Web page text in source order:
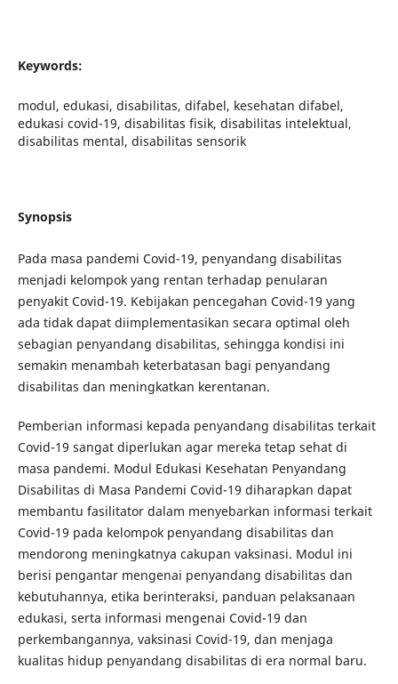
Keywords:
modul, edukasi, disabilitas, difabel, kesehatan difabel,
edukasi covid-19, disabilitas fisik, disabilitas intelektual,
disabilitas mental, disabilitas sensorik
Synopsis
Pada masa pandemi Covid-19, penyandang disabilitas
menjadi kelompok yang rentan terhadap penularan
penyakit Covid-19. Kebijakan pencegahan Covid-19 yang
ada tidak dapat diimplementasikan secara optimal oleh
sebagian penyandang disabilitas, sehingga kondisi ini
semakin menambah keterbatasan bagi penyandang
disabilitas dan meningkatkan kerentanan.
Pemberian informasi kepada penyandang disabilitas terkait
Covid-19 sangat diperlukan agar mereka tetap sehat di
masa pandemi. Modul Edukasi Kesehatan Penyandang
Disabilitas di Masa Pandemi Covid-19 diharapkan dapat
membantu fasilitator dalam menyebarkan informasi terkait
Covid-19 pada kelompok penyandang disabilitas dan
mendorong meningkatnya cakupan vaksinasi. Modul ini
berisi pengantar mengenai penyandang disabilitas dan
kebutuhannya, etika berinteraksi, panduan pelaksanaan
edukasi, serta informasi mengenai Covid-19 dan
perkembangannya, vaksinasi Covid-19, dan menjaga
kualitas hidup penyandang disabilitas di era normal baru.